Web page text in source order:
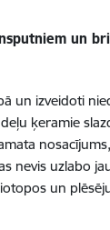
un
un izveidoti
ķeramie
nevis uzlabo
un